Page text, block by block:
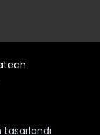
tasarlandı